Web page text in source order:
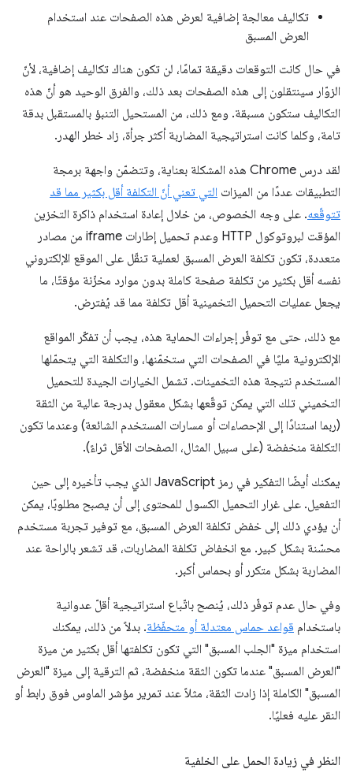
تكاليف معالجة إضافية لعرض هذه الصفحات عند استخدام
العرض المسبق
في حال كانت التوقعات دقيقة تمامًا، لن تكون هناك تكاليف إضافية، لأنّ
الزوّار سينتقلون إلى هذه الصفحات بعد ذلك، والفرق الوحيد هو أنّ هذه
التكاليف ستكون مسبقة. ومع ذلك، من المستحيل التنبؤ بالمستقبل بدقة
تامة، وكلما كانت استراتيجية المضاربة أكثر جرأة، زاد خطر الهدر.
لقد درس Chrome هذه المشكلة بعناية، وتتضمّن واجهة برمجة
التطبيقات عددًا من الميزات التي تعني أنّ التكلفة أقل بكثير مما قد
تتوقّعه. على وجه الخصوص، من خلال إعادة استخدام ذاكرة التخزين
المؤقت لبروتوكول HTTP وعدم تحميل إطارات iframe من مصادر
متعددة، تكون تكلفة العرض المسبق لعملية تنقّل على الموقع الإلكتروني
نفسه أقل بكثير من تكلفة صفحة كاملة بدون موارد مخزّنة مؤقتًا، ما
يجعل عمليات التحميل التخمينية أقل تكلفة مما قد يُفترض.
مع ذلك، حتى مع توفّر إجراءات الحماية هذه، يجب أن تفكّر المواقع
الإلكترونية مليًا في الصفحات التي ستخمّنها، والتكلفة التي يتحمّلها
المستخدم نتيجة هذه التخمينات. تشمل الخيارات الجيدة للتحميل
التخميني تلك التي يمكن توقّعها بشكل معقول بدرجة عالية من الثقة
(ربما استنادًا إلى الإحصاءات أو مسارات المستخدم الشائعة) وعندما تكون
التكلفة منخفضة (على سبيل المثال، الصفحات الأقل ثراءً).
يمكنك أيضًا التفكير في رمز JavaScript الذي يجب تأخيره إلى حين
التفعيل. على غرار التحميل الكسول للمحتوى إلى أن يصبح مطلوبًا، يمكن
أن يؤدي ذلك إلى خفض تكلفة العرض المسبق، مع توفير تجربة مستخدم
محسّنة بشكل كبير. مع انخفاض تكلفة المضاربات، قد تشعر بالراحة عند
المضاربة بشكل متكرر أو بحماس أكبر.
وفي حال عدم توفّر ذلك، يُنصح باتّباع استراتيجية أقلّ عدوانية
باستخدام قواعد حماس معتدلة أو متحفّظة. بدلاً من ذلك، يمكنك
استخدام ميزة "الجلب المسبق" التي تكون تكلفتها أقل بكثير من ميزة
"العرض المسبق" عندما تكون الثقة منخفضة، ثم الترقية إلى ميزة "العرض
المسبق" الكاملة إذا زادت الثقة، مثلاً عند تمرير مؤشر الماوس فوق رابط أو
النقر عليه فعليًا.
النظر في زيادة الحمل على الخلفية